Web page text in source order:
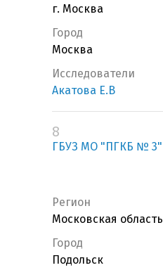
г. Москва
Город
Москва
Исследователи
Акатова Е.В
8
ГБУЗ МО "ПГКБ № 3"
Регион
Московская область
Город
Подольск